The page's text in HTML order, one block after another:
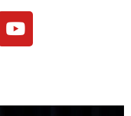
Y
o
u